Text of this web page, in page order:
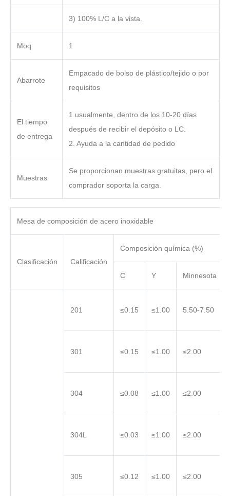
3) 100% L/C a la vista.
Moq 1
Abarrote
Empacado de bolso de plástico/tejido o por
requisitos
El tiempo
de entrega
1.usualmente, dentro de los 10-20 días
después de recibir el depósito o LC.
2. Ayuda a la cantidad de pedido
Muestras
Se proporcionan muestras gratuitas, pero el
comprador soporta la carga.
Mesa de composición de acero inoxidable
Clasificación Calificación
Composición química (%)
C Y Minnesota
201 ≤0.15 ≤1.00 5.50-7.50
301 ≤0.15 ≤1.00 ≤2.00
304 ≤0.08 ≤1.00 ≤2.00
304L ≤0.03 ≤1.00 ≤2.00
305 ≤0.12 ≤1.00 ≤2.00